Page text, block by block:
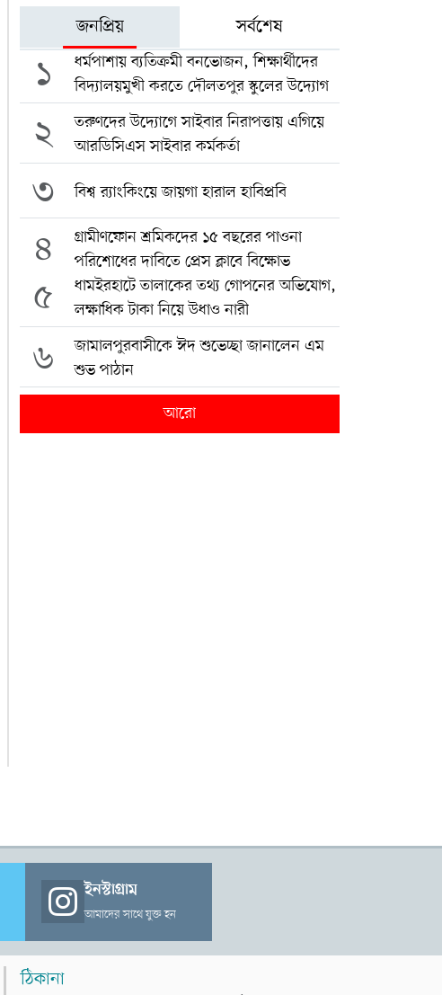
জনপ্রিয় সর্বশেষ
১
ধর্মপাশায় ব্যতিক্রমী বনভোজন, শিক্ষার্থীদের
বিদ্যালয়মুখী করতে দৌলতপুর স্কুলের উদ্যোগ
২
তরুণদের উদ্যোগে সাইবার নিরাপত্তায় এগিয়ে
আরডিসিএস সাইবার কর্মকর্তা
৩ বিশ্ব র‍্যাংকিংয়ে জায়গা হারাল হাবিপ্রবি
৪
গ্রামীণফোন শ্রমিকদের ১৫ বছরের পাওনা
পরিশোধের দাবিতে প্রেস ক্লাবে বিক্ষোভ
৫
ধামইরহাটে তালাকের তথ্য গোপনের অভিযোগ,
লক্ষাধিক টাকা নিয়ে উধাও নারী
৬
জামালপুরবাসীকে ঈদ শুভেচ্ছা জানালেন এম
শুভ পাঠান
আরো
ইনস্টাগ্রাম
আমাদের সাথে যুক্ত হন
ঠিকানা